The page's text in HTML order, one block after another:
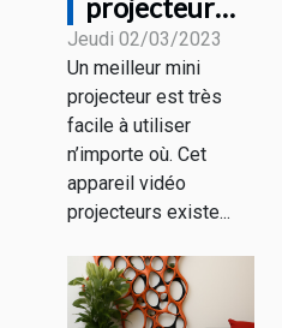
projecteur
faut-il choisir
en 2023 ?
Jeudi 02/03/2023
Un meilleur mini
projecteur est très
facile à utiliser
n’importe où. Cet
appareil vidéo
projecteurs existe...